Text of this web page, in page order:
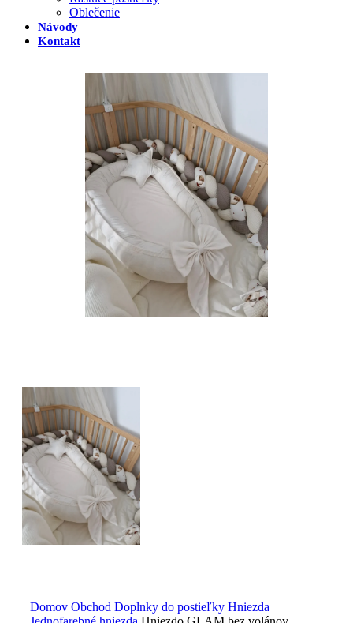
Oblečenie
Návody
Kontakt
Domov Obchod Doplnky do postieľky Hniezda